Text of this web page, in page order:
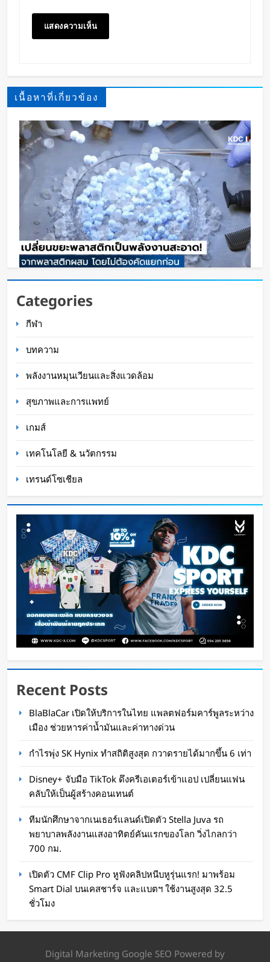
เนื้อหาที่เกี่ยวข้อง
เปลี่ยนขยะพลาสติกเป็นพลังงานสะอาด! นักวิจัยค้น
พบวิธีผลิต “ไฮโดรเจน” จากพลาสติกผสม โดยไม่
ต้องคัดแยกก่อน
Oat Content
โนแลนฟันธง “Gen Z ไม่อิน AI” มองเป็นแค่ขยะ
ไอที
Oat Content 3 สัปดาห์ ago
จีนโชว์เทพ หุ่นยนต์ผ่าตัดทางไกล รักษาข้าม
BYD เปิดตัว Denza Z ซูเปอร์คาร์ EV 1,600 แรงม้า
0-100 ใน 1.96 วินาที ถูกกว่า Porsche 911 Turbo
Categories
กีฬา
บทความ
พลังงานหมุนเวียนและสิ่งแวดล้อม
สุขภาพและการแพทย์
เกมส์
เทคโนโลยี & นวัตกรรม
เทรนด์โซเชียล
Recent Posts
BlaBlaCar เปิดให้บริการในไทย แพลตฟอร์มคาร์พูลระหว่าง
เมือง ช่วยหารค่าน้ำมันและค่าทางด่วน
กำไรพุ่ง SK Hynix ทำสถิติสูงสุด กวาดรายได้มากขึ้น 6 เท่า
Disney+ จับมือ TikTok ดึงครีเอเตอร์เข้าแอป เปลี่ยนแฟน
คลับให้เป็นผู้สร้างคอนเทนต์
ทีมนักศึกษาจากเนเธอร์แลนด์เปิดตัว Stella Juva รถ
พยาบาลพลังงานแสงอาทิตย์คันแรกของโลก วิ่งไกลกว่า
700 กม.
เปิดตัว CMF Clip Pro หูฟังคลิปหนีบหูรุ่นแรก! มาพร้อม
Smart Dial บนเคสชาร์จ และแบตฯ ใช้งานสูงสุด 32.5
ชั่วโมง
Digital Marketing Google SEO Powered by